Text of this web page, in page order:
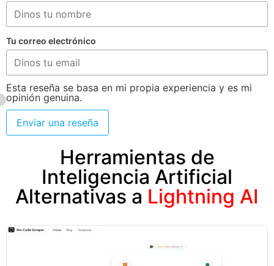
Tu correo electrónico
Esta reseña se basa en mi propia experiencia y es mi
opinión genuina.
Enviar una reseña
Herramientas de
Inteligencia Artificial
Alternativas a Lightning AI